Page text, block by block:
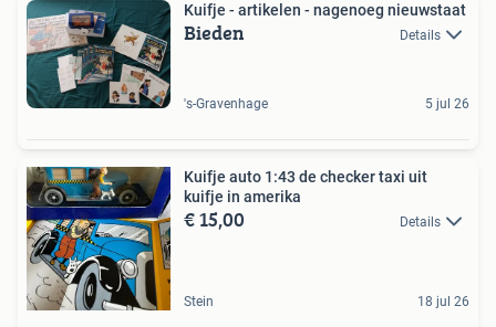
Kuifje - artikelen - nagenoeg nieuwstaat
Bieden Details
's-Gravenhage 5 jul 26
Kuifje auto 1:43 de checker taxi uit
kuifje in amerika
€ 15,00 Details
Stein 18 jul 26